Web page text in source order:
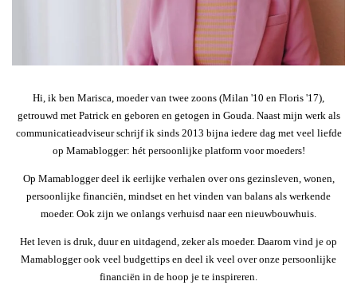
Hi, ik ben Marisca, moeder van twee zoons (Milan '10 en Floris '17),
getrouwd met Patrick en geboren en getogen in Gouda. Naast mijn werk als
communicatieadviseur schrijf ik sinds 2013 bijna iedere dag met veel liefde
op Mamablogger: hét persoonlijke platform voor moeders!
Op Mamablogger deel ik eerlijke verhalen over ons gezinsleven, wonen,
persoonlijke financiën, mindset en het vinden van balans als werkende
moeder. Ook zijn we onlangs verhuisd naar een nieuwbouwhuis.
Het leven is druk, duur en uitdagend, zeker als moeder. Daarom vind je op
Mamablogger ook veel budgettips en deel ik veel over onze persoonlijke
financiën in de hoop je te inspireren.